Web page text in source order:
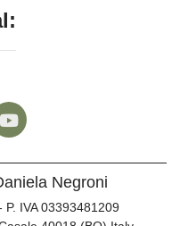
Negroni
IVA 03393481209